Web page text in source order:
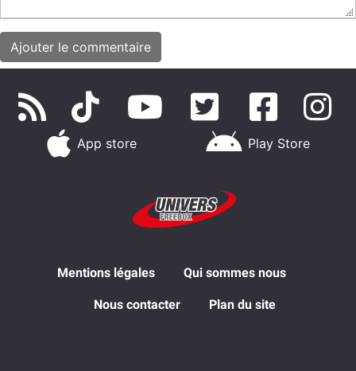
App store Play Store
Mentions légales Qui sommes nous
Nous contacter Plan du site